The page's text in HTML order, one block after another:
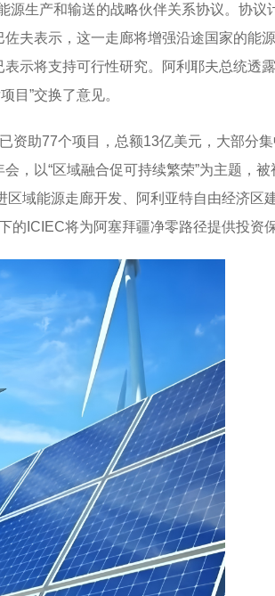
生产和输送的战略伙伴关系协议。协
夫表示，这一走廊将增强沿途国家的能
示将支持可行性研究。阿利耶夫总统透
目”交换了意见。
资助77个项目，总额13亿美元，大部分
，以“区域融合促可持续繁荣”为主题，
域能源走廊开发、阿利亚特自由经济区
ICIEC将为阿塞拜疆净零路径提供投资